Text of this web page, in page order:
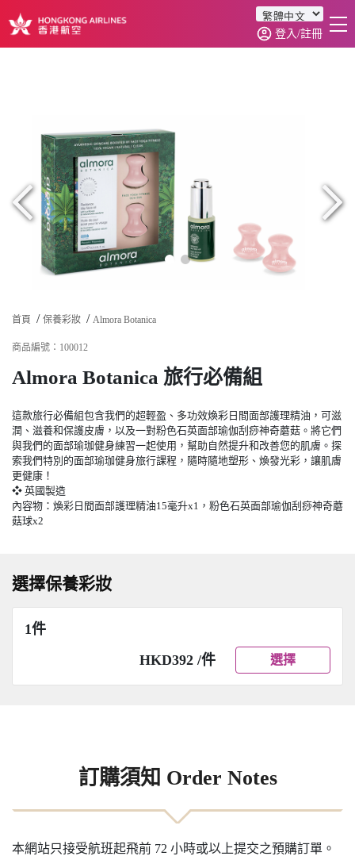
登入/註冊
首頁 保養彩妝 Almora Botanica
商品編號：100012
Almora Botanica 旅行必備組
這款旅行必備組包含我們的超輕盈、多功效煥彩日間面部護理精油，可滋
潤、滋養和保護皮膚，以及一對粉色石英面部瑜伽刮痧神奇蘑菇。將它們
與我們的面部瑜珈健身練習一起使用，幫助自然提升和改善您的肌膚。探
索我們特別的面部瑜珈健身旅行課程，隨時隨地塑形、煥發光彩，讓肌膚
更健康！
❖ 英國製造
內容物：煥彩日間面部護理精油15毫升x1，粉色石英面部瑜伽刮痧神奇蘑
菇球x2
選擇保養彩妝
1件
HKD392 /件
選擇
訂購須知 Order Notes
本網站只接受航班起飛前 72 小時或以上提交之預購訂單。